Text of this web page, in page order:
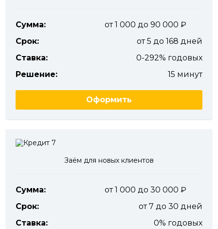
Сумма:
от 1 000 до 90 000
Срок:
от 5 до 168 дней
Ставка:
0-292% годовых
Решение:
15 минут
Оформить
Заём для новых клиентов
Сумма:
от 1 000 до 30 000
Срок:
от 7 до 30 дней
Ставка:
0% годовых